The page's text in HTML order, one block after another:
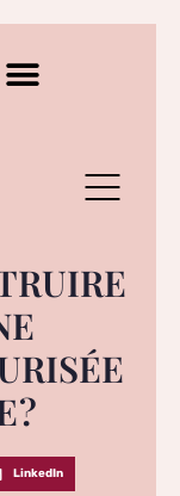
?
LinkedIn